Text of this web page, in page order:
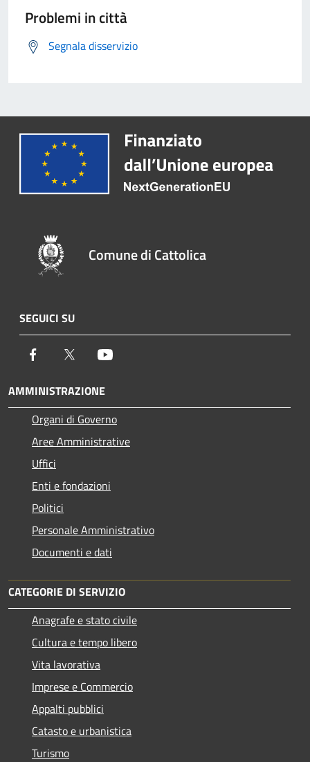
Problemi in città
Segnala disservizio
Comune di Cattolica
SEGUICI SU
Facebook Twitter
AMMINISTRAZIONE
Organi di Governo
Aree Amministrative
Uffici
Enti e fondazioni
Politici
Personale Amministrativo
Documenti e dati
CATEGORIE DI SERVIZIO
Anagrafe e stato civile
Cultura e tempo libero
Vita lavorativa
Imprese e Commercio
Appalti pubblici
Catasto e urbanistica
Turismo